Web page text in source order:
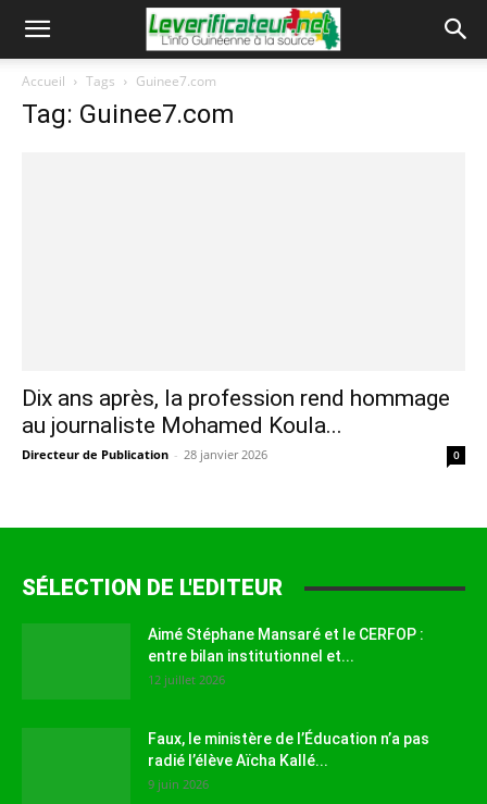
Accueil Tags Guinee7.com
Tag: Guinee7.com
Dix ans après, la profession rend hommage
au journaliste Mohamed Koula...
Directeur de Publication - 28 janvier 2026 0
SÉLECTION DE L'EDITEUR
Aimé Stéphane Mansaré et le CERFOP :
entre bilan institutionnel et...
12 juillet 2026
Faux, le ministère de l’Éducation n’a pas
radié l’élève Aïcha Kallé...
9 juin 2026